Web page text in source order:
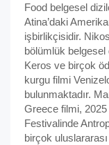
Food belgesel
Atina’daki
işbirlikçisidir.
bölümlük
Keros ve birçok
kurgu filmi
bulunmaktadır.
Greece filmi,
Festivalinde
birçok